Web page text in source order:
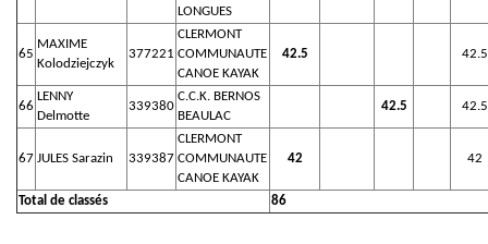
LONGUES
65
MAXIME
Kolodziejczyk
377221
CLERMONT
COMMUNAUTE
CANOE KAYAK
42.5 42.5
66
LENNY
Delmotte
339380
C.C.K. BERNOS
BEAULAC
42.5 42.5
67 JULES Sarazin 339387
CLERMONT
COMMUNAUTE
CANOE KAYAK
42 42
Total de classés 86